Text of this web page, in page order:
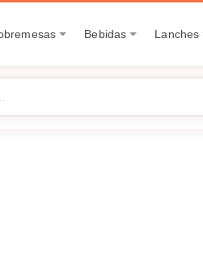
Bebidas Lanches